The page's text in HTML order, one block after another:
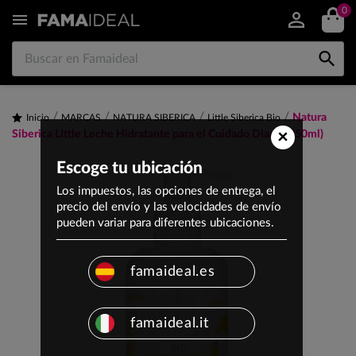
 0

Inicio MARCAS NATURA SIBERICA Little Siberica Bio
Natura
Siberica Little Leche Hidratante para el Cuidado Diario (250ml)
×
Escoge tu ubicación
Los impuestos, las opciones de entrega, el
precio del envío y las velocidades de envío
pueden variar para diferentes ubicaciones.
famaideal.es
famaideal.it